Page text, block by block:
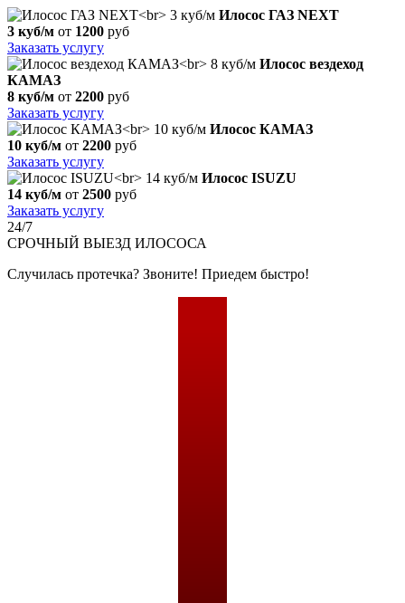
Илосос ГАЗ NEXT
3 куб/м от 1200 руб
Заказать услугу
Илосос вездеход
КАМАЗ
8 куб/м от 2200 руб
Заказать услугу
Илосос КАМАЗ
10 куб/м от 2200 руб
Заказать услугу
Илосос ISUZU
14 куб/м от 2500 руб
Заказать услугу
24/7
СРОЧНЫЙ ВЫЕЗД ИЛОСОСА
Случилась протечка? Звоните! Приедем быстро!